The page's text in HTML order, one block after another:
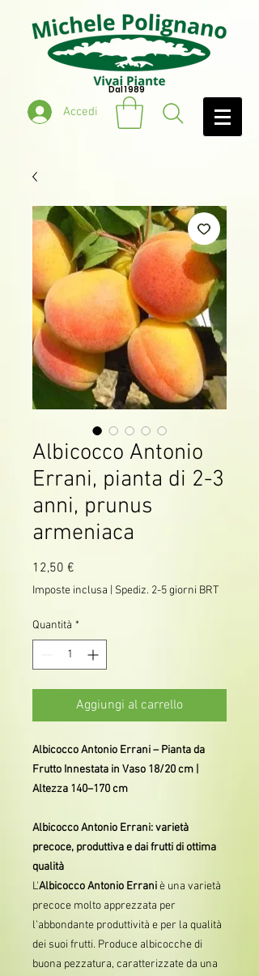
Accedi
Dal 1989
Albicocco Antonio
Errani, pianta di 2-3
anni, prunus
armeniaca
12,50 €
Imposte inclusa | Spediz. 2-5 giorni BRT
Quantità *
Aggiungi al carrello
Albicocco Antonio Errani – Pianta da
Frutto Innestata in Vaso 18/20 cm |
Altezza 140–170 cm
Albicocco Antonio Errani: varietà
precoce, produttiva e dai frutti di ottima
qualità
L'Albicocco Antonio Erraniè una varietà
precoce molto apprezzata per
l'abbondante produttività e per la qualità
dei suoi frutti. Produce albicocche di
buona pezzatura, caratterizzate da una